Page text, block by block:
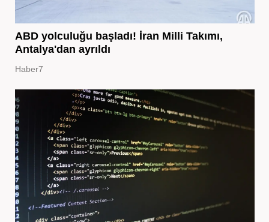
ABD yolculuğu başladı! İran Milli Takımı,
Antalya'dan ayrıldı
Haber7